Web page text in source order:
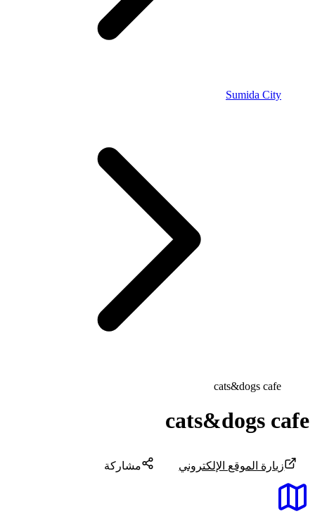
Sumida City
cats&dogs cafe
cats&dogs cafe
زيارة الموقع الإلكتروني مشاركة